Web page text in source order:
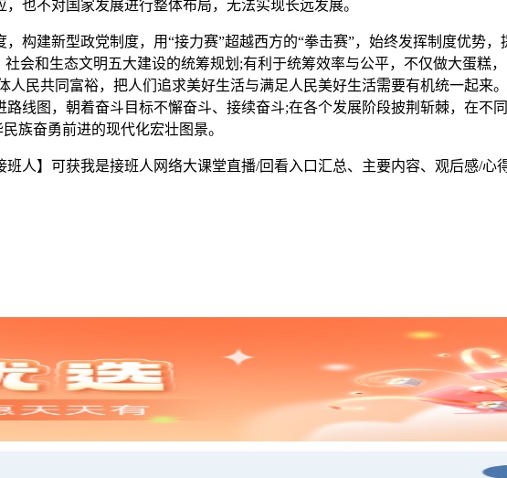
也不对国家发展进行整体布局，无法实现长远发展。
建新型政党制度，用“接力赛”超越西方的“拳击赛”，始终发挥制度优势，
会和生态文明五大建设的统筹规划;有利于统筹效率与公平，不仅做大蛋糕
民共同富裕，把人们追求美好生活与满足人民美好生活需要有机统一起来
线图，朝着奋斗目标不懈奋斗、接续奋斗;在各个发展阶段披荆斩棘，在不
族奋勇前进的现代化宏壮图景。
人】可获我是接班人网络大课堂直播/回看入口汇总、主要内容、观后感/心